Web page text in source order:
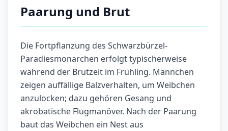
Paarung und Brut
Die Fortpflanzung des Schwarzbürzel-
Paradiesmonarchen erfolgt typischerweise
während der Brutzeit im Frühling. Männchen
zeigen auffällige Balzverhalten, um Weibchen
anzulocken; dazu gehören Gesang und
akrobatische Flugmanöver. Nach der Paarung
baut das Weibchen ein Nest aus